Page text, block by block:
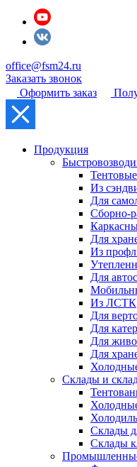
office@fsm24.ru
Заказать звонок
Оформить заказ
Продукция
Тентовые
Из
Для
Сборно-
Для
Из
Для
Из ЛСТК
Для
Для
Для
Для
Склады и
Склады
Склады